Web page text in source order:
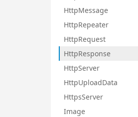
HttpMessage
HttpRepeater
HttpRequest
HttpResponse
HttpServer
HttpUploadData
HttpsServer
Image